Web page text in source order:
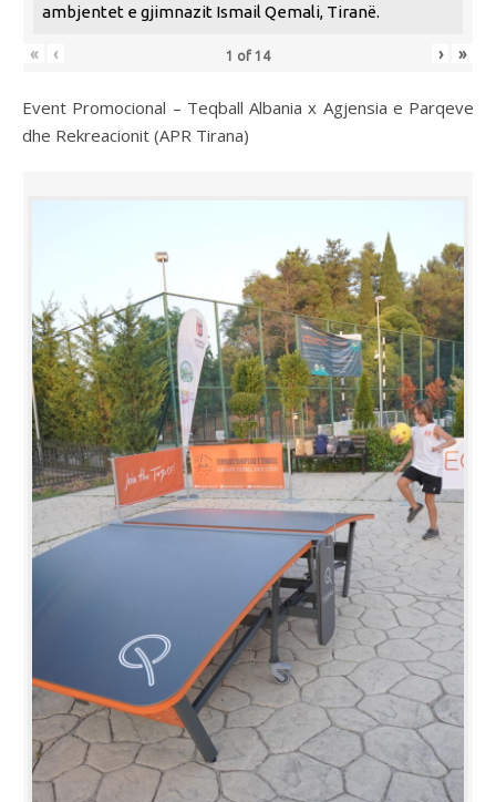
ambjentet e gjimnazit Ismail Qemali, Tiranë.
« ‹ 1 of 14 › »
Event Promocional – Teqball Albania x Agjensia e Parqeve
dhe Rekreacionit (APR Tirana)